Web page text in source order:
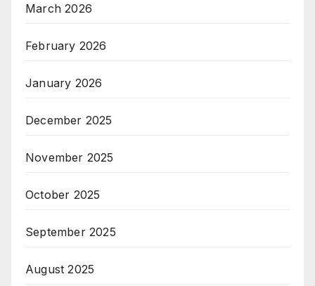
March 2026
February 2026
January 2026
December 2025
November 2025
October 2025
September 2025
August 2025